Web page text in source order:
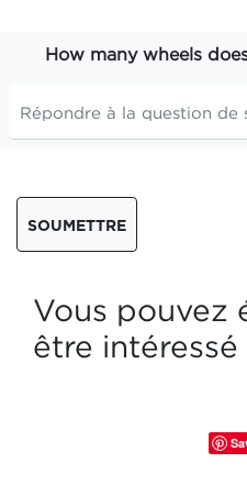
How many wheels
SOUMETTRE
Vous pouvez
être intéressé